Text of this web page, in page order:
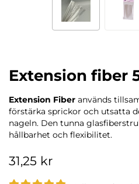
Extension fiber
Extension Fiber används
förstärka sprickor och utsatta
nageln. Den tunna
hållbarhet och flexibilitet.
31,25 kr